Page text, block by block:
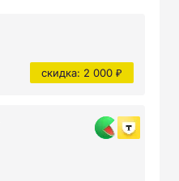
скидка: 2 000 ₽